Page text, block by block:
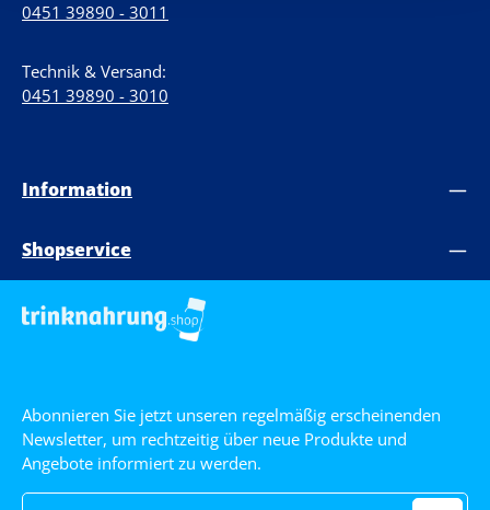
0451 39890 - 3011
Technik & Versand:
0451 39890 - 3010
Information
Shopservice
Abonnieren Sie jetzt unseren regelmäßig erscheinenden
Newsletter, um rechtzeitig über neue Produkte und
Angebote informiert zu werden.
E-Mail-Adresse*